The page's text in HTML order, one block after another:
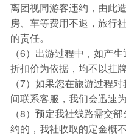
离团视同游客违约，由此
房、车等费用不退，旅行
的责任。
（6）出游过程中，如产
折扣价为依据，均不以挂牌
（7）如果您在旅游过程
间联系客服，我们会迅速为
（8）预定我社线路需交
约的，我社收取的定金概不